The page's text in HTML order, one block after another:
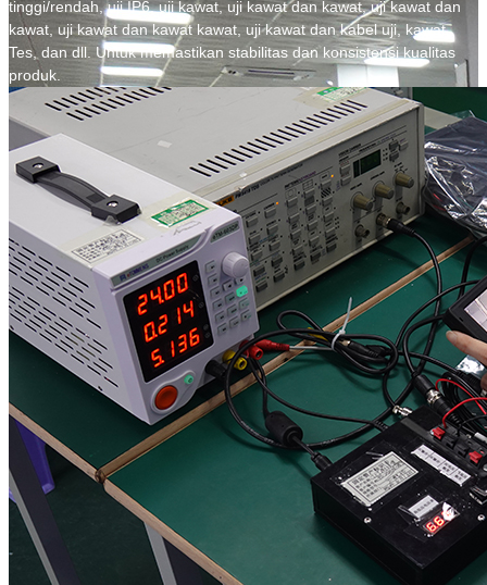
tinggi/rendah, uji IP6, uji kawat, uji kawat dan kawat, uji kawat dan
kawat, uji kawat dan kawat kawat, uji kawat dan kabel uji, kawat.
Tes, dan dll. Untuk memastikan stabilitas dan konsistensi kualitas
produk.